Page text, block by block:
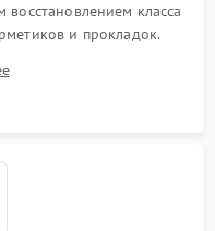
восстановлением класса
и прокладок.
по эталонному
измерения температур.